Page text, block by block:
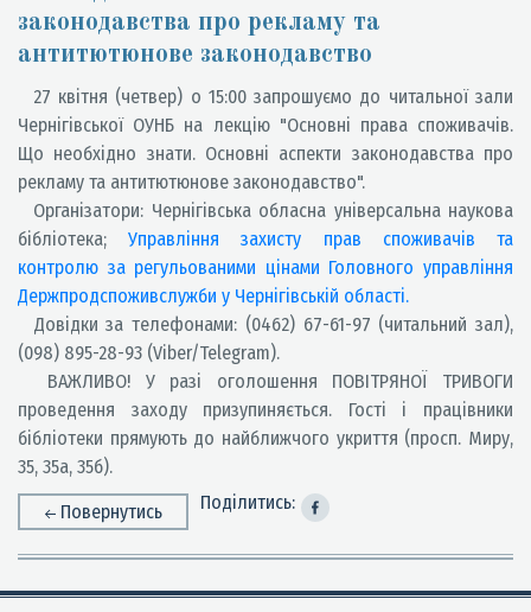
законодавства про рекламу та
антитютюнове законодавство
27 квітня (четвер) о 15:00 запрошуємо до читальної зали
Чернігівської ОУНБ на лекцію "Основні права споживачів.
Що необхідно знати. Основні аспекти законодавства про
рекламу та антитютюнове законодавство".
Організатори: Чернігівська обласна універсальна наукова
бібліотека;Управління захисту прав споживачів та
контролю за регульованими цінами Головного управління
Держпродспоживслужби у Чернігівській області.
Довідки за телефонами: (0462) 67-61-97 (читальний зал),
(098) 895-28-93 (Viber/Telegram).
ВАЖЛИВО! У разі оголошення ПОВІТРЯНОЇ ТРИВОГИ
проведення заходу призупиняється. Гості і працівники
бібліотеки прямують до найближчого укриття (просп. Миру,
35, 35а, 35б).
Повернутись
Поділитись: